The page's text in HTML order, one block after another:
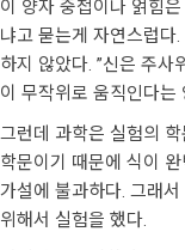
이 양자 중첩이나 얽힘
냐고 묻는게 자연스럽다
하지 않았다. ”신은 주사
이 무작위로 움직인다
그런데 과학은 실험의
학문이기 때문에 식이
가설에 불과하다. 그래
위해서 실험을 했다.